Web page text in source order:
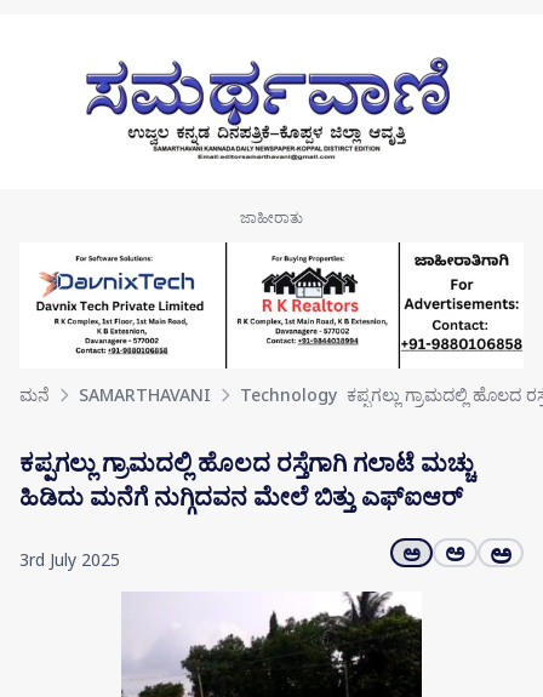
ಮನೆ SAMARTHAVANI Technology ಕಪ್ಪಗಲ್ಲು ಗ್ರಾಮದಲ್ಲಿ ಹೊಲದ
ಕಪ್ಪಗಲ್ಲು ಗ್ರಾಮದಲ್ಲಿ ಹೊಲದ ರಸ್ತೆಗಾಗಿ ಗಲಾಟೆ ಮಚ್ಚು
ಹಿಡಿದು ಮನೆಗೆ ನುಗ್ಗಿದವನ ಮೇಲೆ ಬಿತ್ತು ಎಫ್ಐಆರ್
3rd July 2025 ಅ ಅ ಅ